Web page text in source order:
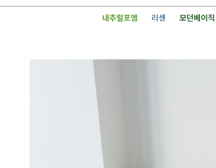
내추럴포엠 리센 모던베이직